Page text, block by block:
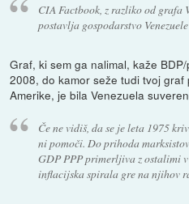
CIA Factbook, z razliko od grafa
postavlja gospodarstvo
Graf, ki sem ga nalimal, kaže
2008, do kamor seže tudi tvoj graf
Amerike, je bila Venezuela
Če ne vidiš, da se je leta 1975
ni pomoči. Do prihoda
GDP PPP primerljiva z ostalimi
inflacijska spirala gre na njihov